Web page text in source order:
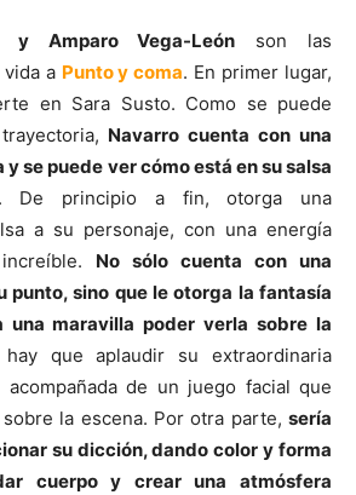
y Amparo Vega-León son las
a Punto y coma. En primer lugar,
en Sara Susto. Como se puede
Navarro cuenta con una
se puede ver cómo está en su salsa
. De principio a fin, otorga una
a su personaje, con una energía
No sólo cuenta con una
punto, sino que le otorga la fantasía
una maravilla poder verla sobre la
que aplaudir su extraordinaria
acompañada de un juego facial que
la escena. Por otra parte, sería
su dicción, dando color y forma
cuerpo y crear una atmósfera